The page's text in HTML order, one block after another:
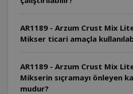
AR1189 - Arzum Crust Mix
Mikser ticari amaçla
AR1189 - Arzum Crust Mix
Mikserin sıçramayı önleyen
mudur?